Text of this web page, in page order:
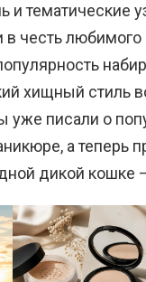
и тематические
в честь
хищный стиль
уже писали о
а теперь
дикой кошке